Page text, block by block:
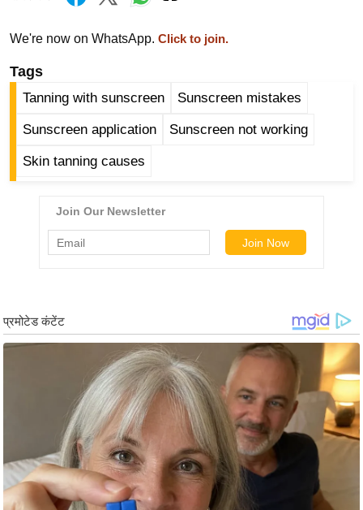
B
e
a
k
n
g
स्टा
इ
जी
ब्यू
टी
We're now on WhatsApp. Click to join.
Tags
Tanning with sunscreen Sunscreen mistakes
Sunscreen application Sunscreen not working
Skin tanning causes